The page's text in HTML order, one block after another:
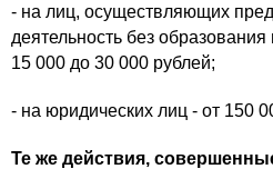
- на лиц, осуществляющих
деятельность без
15 000 до 30 000 рублей;
- на юридических лиц - от 150
Те же действия,